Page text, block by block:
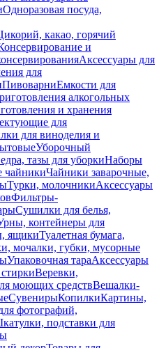
Одноразовая посуда,
какао, горячий
и
Аксессуары для
для
ПивоварниЕмкости для
алкогольных
и хранения
для
для виноделия и
Уборочный
тазы для уборкиНаборы
чайникиЧайники заварочные,
Турки, молочникиАксессуары
Фильтры-
Сушилки для белья,
контейнеры для
ящикиТуалетная бумага,
мочалки, губки, мусорные
Упаковочная тараАксессуары
Веревки,
моющих средствВешалки-
СувенирыКопилкиКартины,
фотографий,
подставки для